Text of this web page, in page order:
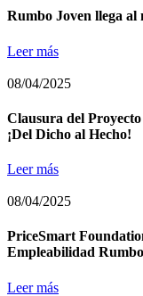
Rumbo Joven llega
Leer más
08/04/2025
Clausura del
¡Del Dicho al Hecho!
Leer más
08/04/2025
PriceSmart
Empleabilidad
Leer más